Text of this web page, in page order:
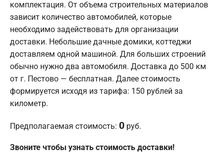
комплектация. От объема строительных материалов
зависит количество автомобилей, которые
необходимо задействовать для организации
доставки. Небольшие дачные домики, коттеджи
доставляем одной машиной. Для больших строений
обычно нужно два автомобиля. Доставка до 500 км
от г. Пестово — бесплатная. Далее стоимость
формируется исходя из тарифа: 150 рублей за
километр.
Предполагаемая стоимость: 0 руб.
Звоните чтобы узнать стоимость доставки!